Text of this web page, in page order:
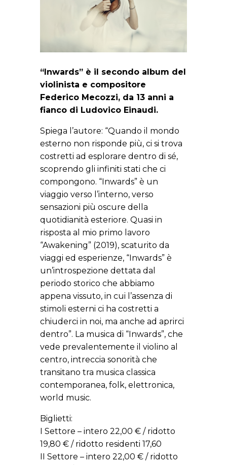
“Inwards” è il secondo album del
violinista e compositore
Federico Mecozzi, da 13 anni a
fianco di Ludovico Einaudi.
Spiega l’autore: “Quando il mondo
esterno non risponde più, ci si trova
costretti ad esplorare dentro di sé,
scoprendo gli infiniti stati che ci
compongono. “Inwards” è un
viaggio verso l’interno, verso
sensazioni più oscure della
quotidianità esteriore. Quasi in
risposta al mio primo lavoro
“Awakening” (2019), scaturito da
viaggi ed esperienze, “Inwards” è
un’introspezione dettata dal
periodo storico che abbiamo
appena vissuto, in cui l’assenza di
stimoli esterni ci ha costretti a
chiuderci in noi, ma anche ad aprirci
dentro”. La musica di “Inwards”, che
vede prevalentemente il violino al
centro, intreccia sonorità che
transitano tra musica classica
contemporanea, folk, elettronica,
world music.
Biglietti:
I Settore – intero 22,00 € / ridotto
19,80 € / ridotto residenti 17,60
II Settore – intero 22,00 € / ridotto